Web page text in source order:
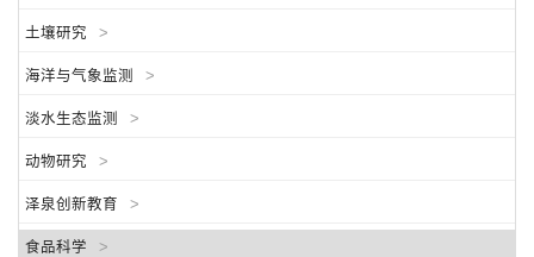
土壤研究 >
海洋与气象监测 >
淡水生态监测 >
动物研究 >
泽泉创新教育 >
食品科学 >